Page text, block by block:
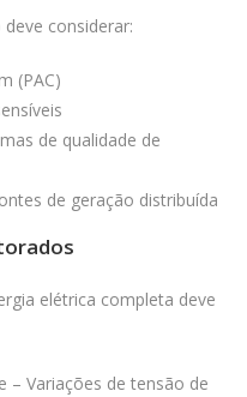
considerar:
(PAC)
de qualidade de
de geração distribuída
elétrica completa deve
– Variações de tensão de